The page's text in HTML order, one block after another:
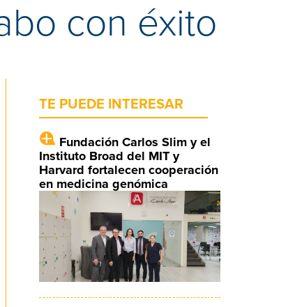
con éxito
TE PUEDE INTERESAR
Fundación Carlos Slim y el
Instituto Broad del MIT y
Harvard fortalecen cooperación
en medicina genómica